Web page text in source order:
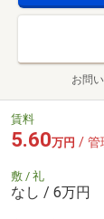
お問
賃料
5.60万円 / 管
敷 / 礼
なし / 6万円